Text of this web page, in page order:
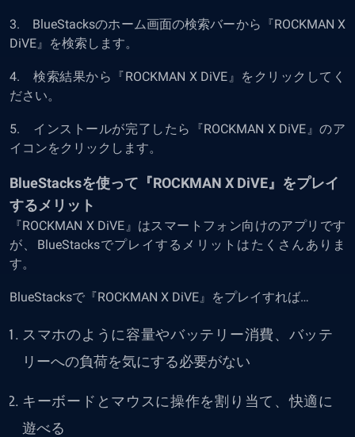
3. BlueStacksのホーム画面の検索バーから『ROCKMAN X
DiVE』を検索します。
4. 検索結果から『ROCKMAN X DiVE』をクリックしてく
ださい。
5. インストールが完了したら『ROCKMAN X DiVE』のア
イコンをクリックします。
BlueStacksを使って『ROCKMAN X DiVE』をプレイ
するメリット
『ROCKMAN X DiVE』はスマートフォン向けのアプリです
が、BlueStacksでプレイするメリットはたくさんありま
す。
BlueStacksで『ROCKMAN X DiVE』をプレイすれば…
スマホのように容量やバッテリー消費、バッテ
リーへの負荷を気にする必要がない
キーボードとマウスに操作を割り当て、快適に
遊べる